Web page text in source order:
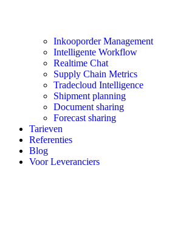
Inkooporder Management
Intelligente Workflow
Realtime Chat
Supply Chain Metrics
Tradecloud Intelligence
Shipment planning
Document sharing
Forecast sharing
Tarieven
Referenties
Blog
Voor Leveranciers